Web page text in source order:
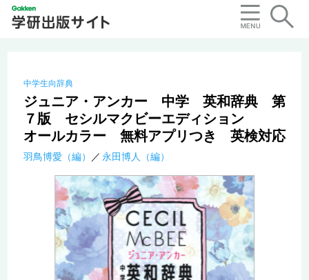
中学生向辞典
ジュニア・アンカー 中学 英和辞典 第
７版 セシルマクビーエディション
オールカラー 無料アプリつき 英検対応
羽鳥博愛（編） 永田博人（編）